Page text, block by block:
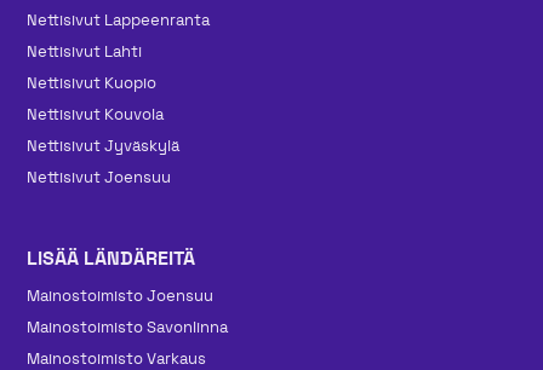
Nettisivut Lappeenranta
Nettisivut Lahti
Nettisivut Kuopio
Nettisivut Kouvola
Nettisivut Jyväskylä
Nettisivut Joensuu
LISÄÄ LÄNDÄREITÄ
Mainos­toimisto Joensuu
Mainos­toimisto Savonlinna
Mainos­toimisto Varkaus